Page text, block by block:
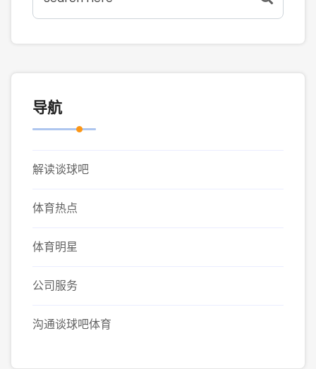
导航
解读谈球吧
体育热点
体育明星
公司服务
沟通谈球吧体育